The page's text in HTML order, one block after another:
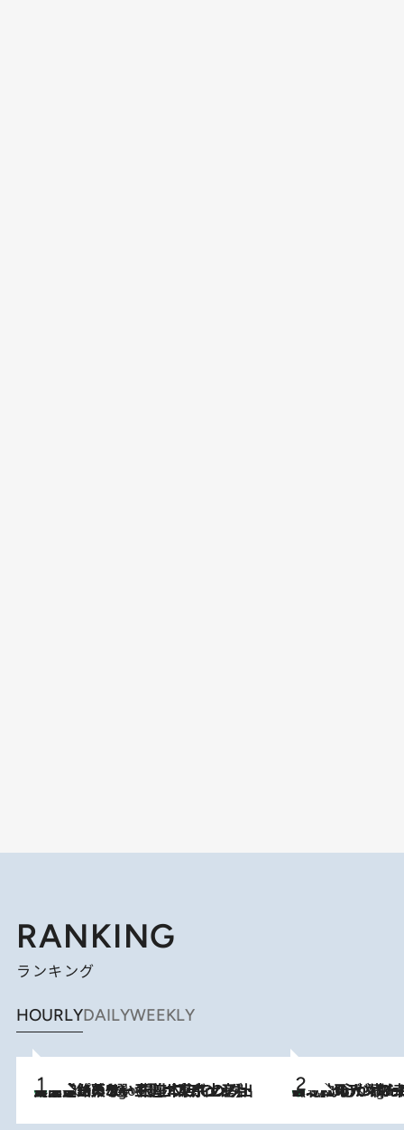
RANKING
ランキング
HOURLYDAILYWEEKLY
3 Hours Ago
【間違いのない王道・東京土産】資生堂パーラー 銀座本店でのみ出会える銘菓5選《極上プディング・濃厚チーズケーキ・ボンボンショコラほか》 3 Hours Ago
《北欧の人々の幸福度が高いのは…》元デンマーク親善大使が出会った“心が満たされる暮らし”「いいかげんにヒュッゲしなさい！」